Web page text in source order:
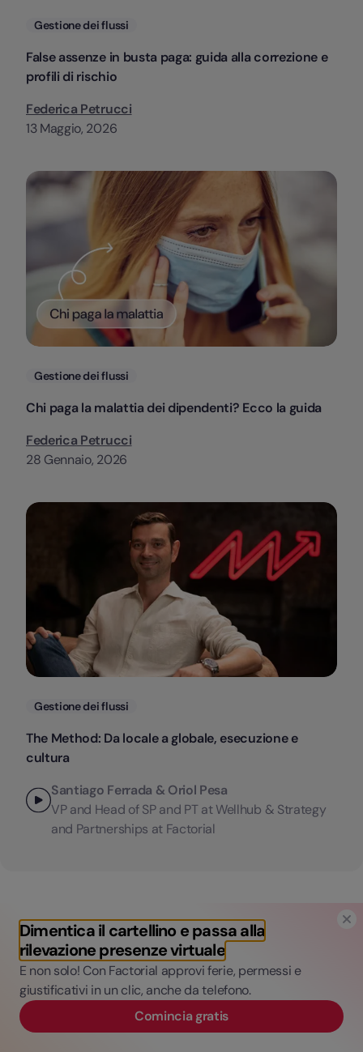
Dimentica il cartellino e passa alla
rilevazione presenze virtuale
E non solo! Con Factorial approvi ferie, permessi e
giustificativi in un clic, anche da telefono.
Comincia gratis
Categorie
Gestione dei flussi
False assenze in busta paga: guida alla correzione e
profili di rischio
Federica Petrucci
13 Maggio, 2026
Categorie
Gestione dei flussi
Chi paga la malattia dei dipendenti? Ecco la guida
Federica Petrucci
28 Gennaio, 2026
Categorie
Gestione dei flussi
The Method: Da locale a globale, esecuzione e
cultura
Santiago Ferrada & Oriol Pesa
VP and Head of SP and PT at Wellhub & Strategy
and Partnerships at Factorial
Concentrati più sulle persone e
meno sui processi.